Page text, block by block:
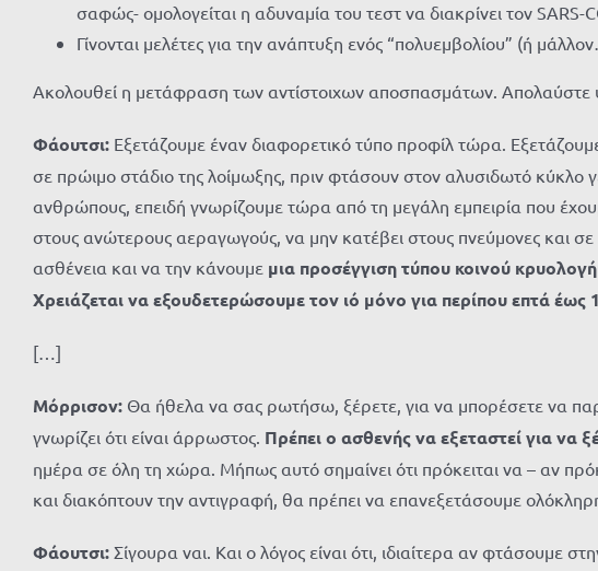
σαφώς- ομολογείται η αδυναμία του τεστ να διακρίνει τον SARS-
Γίνονται μελέτες για την ανάπτυξη ενός “πολυεμβολίου” (ή
Ακολουθεί η μετάφραση των αντίστοιχων αποσπασμάτων. Απολαύστε
Φάουτσι: Εξετάζουμε έναν διαφορετικό τύπο προφίλ τώρα.
σε πρώιμο στάδιο της λοίμωξης, πριν φτάσουν στον αλυσιδωτό
ανθρώπους, επειδή γνωρίζουμε τώρα από τη μεγάλη εμπειρία που
στους ανώτερους αεραγωγούς, να μην κατέβει στους πνεύμονες και
ασθένεια και να την κάνουμε μια προσέγγιση τύπου κοινού
Χρειάζεται να εξουδετερώσουμε τον ιό μόνο για περίπου επτά
[…]
Μόρρισον: Θα ήθελα να σας ρωτήσω, ξέρετε, για να μπορέσετε να
γνωρίζει ότι είναι άρρωστος. Πρέπει ο ασθενής να εξεταστεί για να
ημέρα σε όλη τη χώρα. Μήπως αυτό σημαίνει ότι πρόκειται να – αν
και διακόπτουν την αντιγραφή, θα πρέπει να επανεξετάσουμε
Φάουτσι: Σίγουρα ναι. Και ο λόγος είναι ότι, ιδιαίτερα αν φτάσουμε